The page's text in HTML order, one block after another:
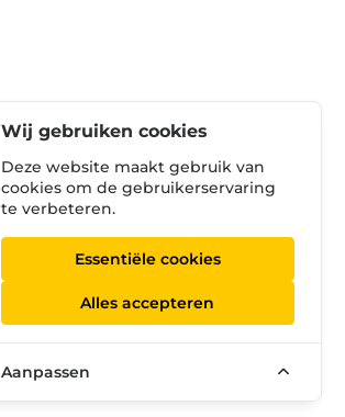
Wij gebruiken cookies
Deze website maakt gebruik van
cookies om de gebruikerservaring
te verbeteren.
Essentiële cookies
Alles accepteren
Aanpassen